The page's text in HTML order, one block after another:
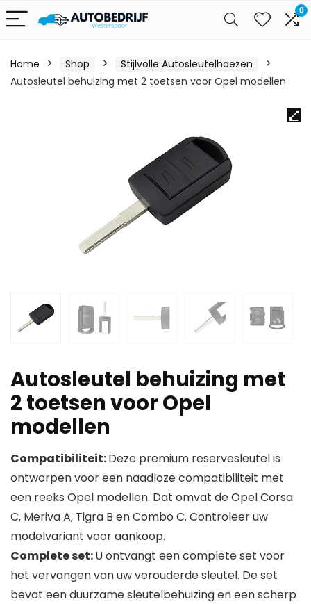
0
Home Shop
Stijlvolle Autosleutelhoezen
Autosleutel behuizing met 2 toetsen voor Opel modellen
Autosleutel behuizing met
2 toetsen voor Opel
modellen
Compatibiliteit:Deze premium reservesleutel is
ontworpen voor een naadloze compatibiliteit met
een reeks Opel modellen. Dat omvat de Opel Corsa
C, Meriva A, Tigra B en Combo C. Controleer uw
modelvariant voor aankoop.
Complete set:U ontvangt een complete set voor
het vervangen van uw verouderde sleutel. De set
bevat een duurzame sleutelbehuizing en een scherp